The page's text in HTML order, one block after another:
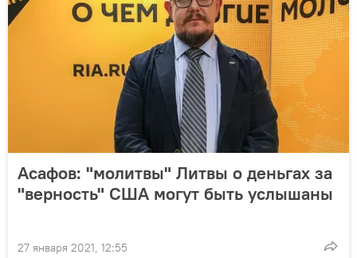
Асафов: "молитвы" Литвы о деньгах за
"верность" США могут быть услышаны
27 января 2021, 12:55